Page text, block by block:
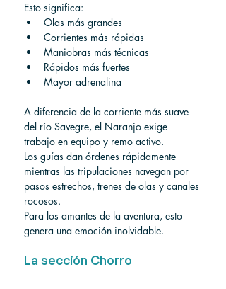
Esto significa:
Olas más grandes
Corrientes más rápidas
Maniobras más técnicas
Rápidos más fuertes
Mayor adrenalina
A diferencia de la corriente más suave
del río Savegre, el Naranjo exige
trabajo en equipo y remo activo.
Los guías dan órdenes rápidamente
mientras las tripulaciones navegan por
pasos estrechos, trenes de olas y canales
rocosos.
Para los amantes de la aventura, esto
genera una emoción inolvidable.
La sección Chorro